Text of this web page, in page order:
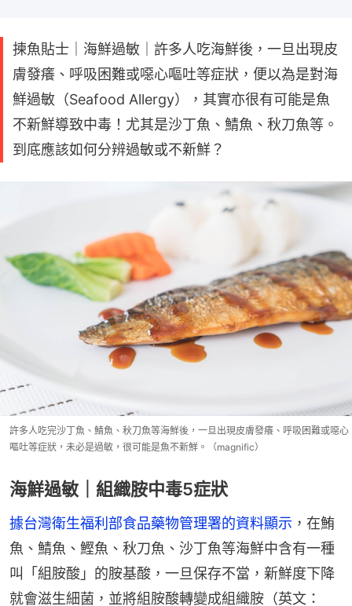
揀魚貼士｜海鮮過敏｜許多人吃海鮮後，一旦出現皮
膚發癢、呼吸困難或噁心嘔吐等症狀，便以為是對海
鮮過敏（Seafood Allergy），其實亦很有可能是魚
不新鮮導致中毒！尤其是沙丁魚、鯖魚、秋刀魚等。
到底應該如何分辨過敏或不新鮮？
許多人吃完沙丁魚、鯖魚、秋刀魚等海鮮後，一旦出現皮膚發癢、呼吸困難或噁心
嘔吐等症狀，未必是過敏，很可能是魚不新鮮。（magnific）
海鮮過敏｜組織胺中毒5症狀
據台灣衛生福利部食品藥物管理署的資料顯示 ，在鮪
魚、鯖魚、鰹魚、秋刀魚、沙丁魚等海鮮中含有一種
叫「組胺酸」的胺基酸，一旦保存不當，新鮮度下降
就會滋生細菌，並將組胺酸轉變成組織胺（英文：